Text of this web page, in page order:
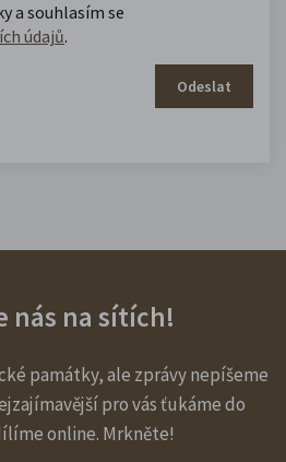
a souhlasím se
údajů.
Odeslat
nás na sítích!
památky, ale zprávy nepíšeme
pro vás ťukáme do
online. Mrkněte!